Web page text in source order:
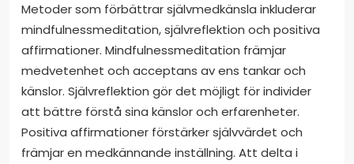
Metoder som förbättrar självmedkänsla inkluderar
mindfulnessmeditation, självreflektion och positiva
affirmationer. Mindfulnessmeditation främjar
medvetenhet och acceptans av ens tankar och
känslor. Självreflektion gör det möjligt för individer
att bättre förstå sina känslor och erfarenheter.
Positiva affirmationer förstärker självvärdet och
främjar en medkännande inställning. Att delta i